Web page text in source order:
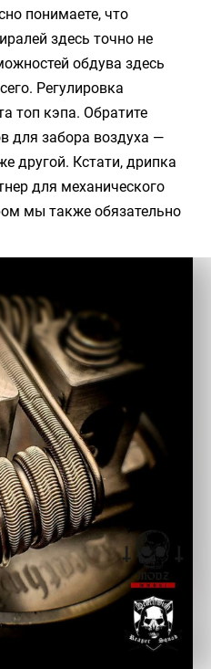
понимаете, что
здесь точно не
обдува здесь
Регулировка
топ кэпа. Обратите
для забора воздуха —
другой. Кстати, дрипка
для механического
мы также обязательно